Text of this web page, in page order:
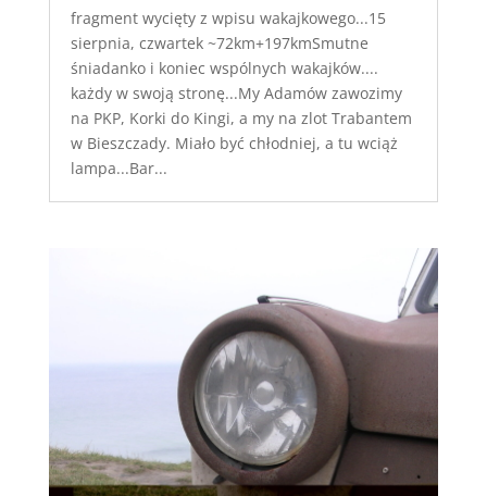
fragment wycięty z wpisu wakajkowego...15
sierpnia, czwartek ~72km+197kmSmutne
śniadanko i koniec wspólnych wakajków....
każdy w swoją stronę...My Adamów zawozimy
na PKP, Korki do Kingi, a my na zlot Trabantem
w Bieszczady. Miało być chłodniej, a tu wciąż
lampa...Bar...